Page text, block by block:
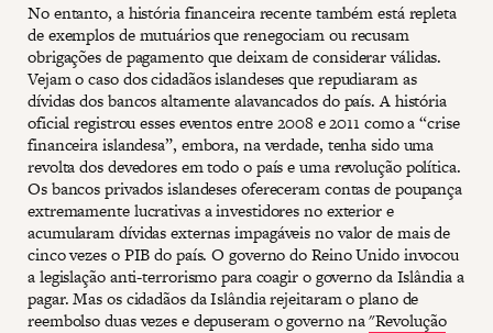
No entanto, a história financeira recente também está repleta
de exemplos de mutuários que renegociam ou recusam
obrigações de pagamento que deixam de considerar válidas.
Vejam o caso dos cidadãos islandeses que repudiaram as
dívidas dos bancos altamente alavancados do país. A história
oficial registrou esses eventos entre 2008 e 2011 como a “crise
financeira islandesa”, embora, na verdade, tenha sido uma
revolta dos devedores em todo o país e uma revolução política.
Os bancos privados islandeses ofereceram contas de poupança
extremamente lucrativas a investidores no exterior e
acumularam dívidas externas impagáveis ​​no valor de mais de
cinco vezes o PIB do país. O governo do Reino Unido invocou
a legislação anti-terrorismo para coagir o governo da Islândia a
pagar. Mas os cidadãos da Islândia rejeitaram o plano de
reembolso duas vezes e depuseram o governo na"Revolução